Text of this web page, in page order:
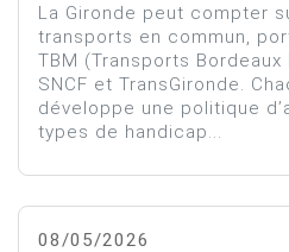
La Gironde peut compter
transports en commun,
TBM (Transports
SNCF et TransGironde.
développe une politique
types de handicap...
08/05/2026